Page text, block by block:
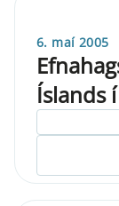
6. maí 2005
Íslands